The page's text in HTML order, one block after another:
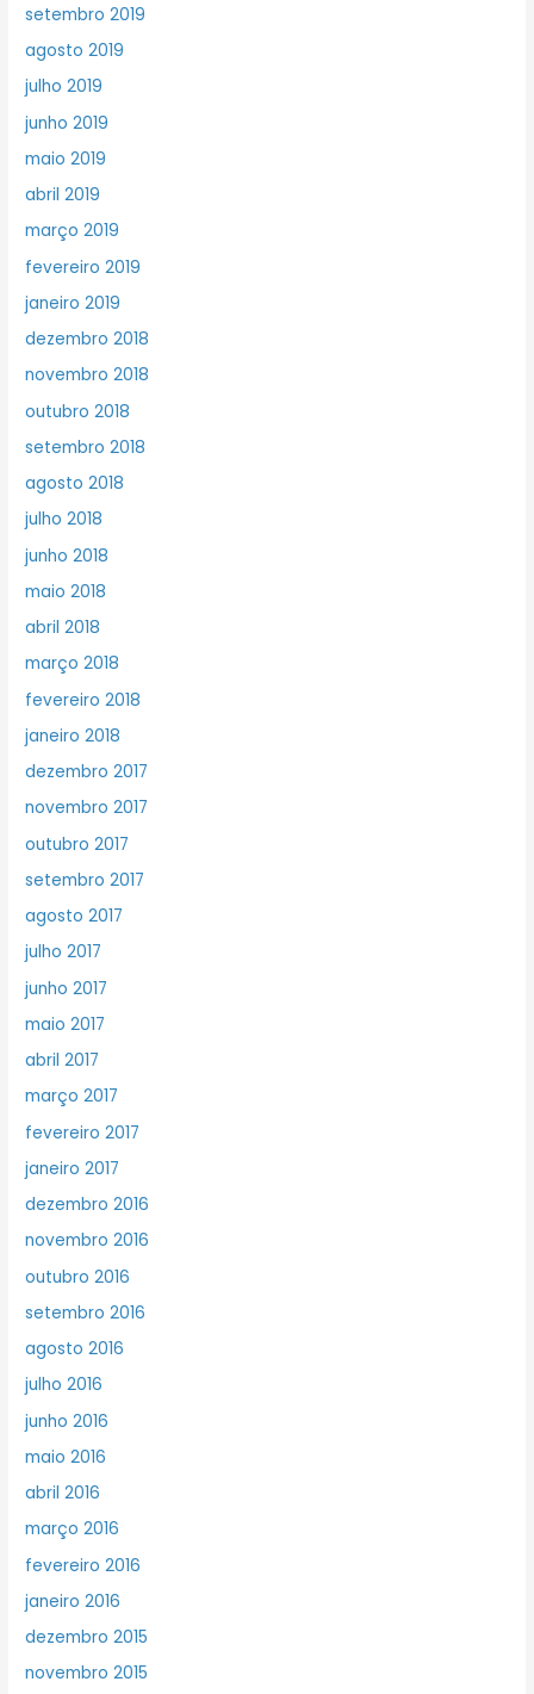
setembro 2019
agosto 2019
julho 2019
junho 2019
maio 2019
abril 2019
março 2019
fevereiro 2019
janeiro 2019
dezembro 2018
novembro 2018
outubro 2018
setembro 2018
agosto 2018
julho 2018
junho 2018
maio 2018
abril 2018
março 2018
fevereiro 2018
janeiro 2018
dezembro 2017
novembro 2017
outubro 2017
setembro 2017
agosto 2017
julho 2017
junho 2017
maio 2017
abril 2017
março 2017
fevereiro 2017
janeiro 2017
dezembro 2016
novembro 2016
outubro 2016
setembro 2016
agosto 2016
julho 2016
junho 2016
maio 2016
abril 2016
março 2016
fevereiro 2016
janeiro 2016
dezembro 2015
novembro 2015